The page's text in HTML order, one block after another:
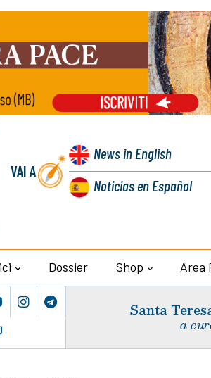
VAI A
Newsin English
Noticiasen Español
Dossier Shop Area
Santa
a